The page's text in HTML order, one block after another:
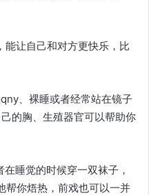
让自己和对方更快乐，比
、裸睡或者经常站在镜子
的胸、生殖器官可以帮助你
睡觉的时候穿一双袜子，
帮你焐热，前戏也可以一并